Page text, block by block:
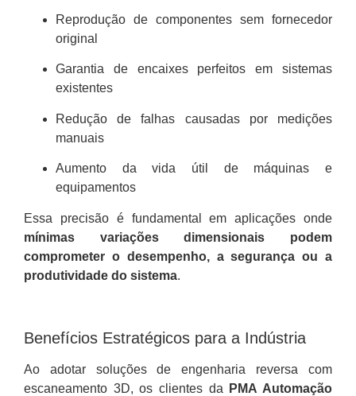
Reprodução de componentes sem fornecedor
original
Garantia de encaixes perfeitos em sistemas
existentes
Redução de falhas causadas por medições
manuais
Aumento da vida útil de máquinas e
equipamentos
Essa precisão é fundamental em aplicações onde
mínimas variações dimensionais podem
comprometer o desempenho, a segurança ou a
produtividade do sistema.
Benefícios Estratégicos para a Indústria
Ao adotar soluções de engenharia reversa com
escaneamento 3D, os clientes da
PMA Automação